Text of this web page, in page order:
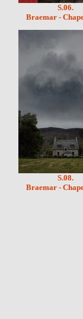
S.06.
Braemar -
S.08.
Braemar -